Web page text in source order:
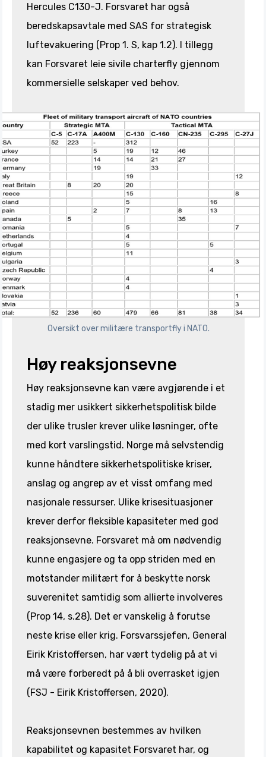
Hercules C130-J. Forsvaret har også
beredskapsavtale med SAS for strategisk
luftevakuering (Prop 1. S, kap 1.2). I tillegg
kan Forsvaret leie sivile charterfly gjennom
kommersielle selskaper ved behov.
Oversikt over militære transportfly i NATO.
Høy reaksjonsevne
Høy reaksjonsevne kan være avgjørende i et
stadig mer usikkert sikkerhetspolitisk bilde
der ulike trusler krever ulike løsninger, ofte
med kort varslingstid. Norge må selvstendig
kunne håndtere sikkerhetspolitiske kriser,
anslag og angrep av et visst omfang med
nasjonale ressurser. Ulike krisesituasjoner
krever derfor fleksible kapasiteter med god
reaksjonsevne. Forsvaret må om nødvendig
kunne engasjere og ta opp striden med en
motstander militært for å beskytte norsk
suverenitet samtidig som allierte involveres
(Prop 14, s.28). Det er vanskelig å forutse
neste krise eller krig. Forsvarssjefen, General
Eirik Kristoffersen, har vært tydelig på at vi
må være forberedt på å bli overrasket igjen
(FSJ - Eirik Kristoffersen, 2020).
Reaksjonsevnen bestemmes av hvilken
kapabilitet og kapasitet Forsvaret har, og